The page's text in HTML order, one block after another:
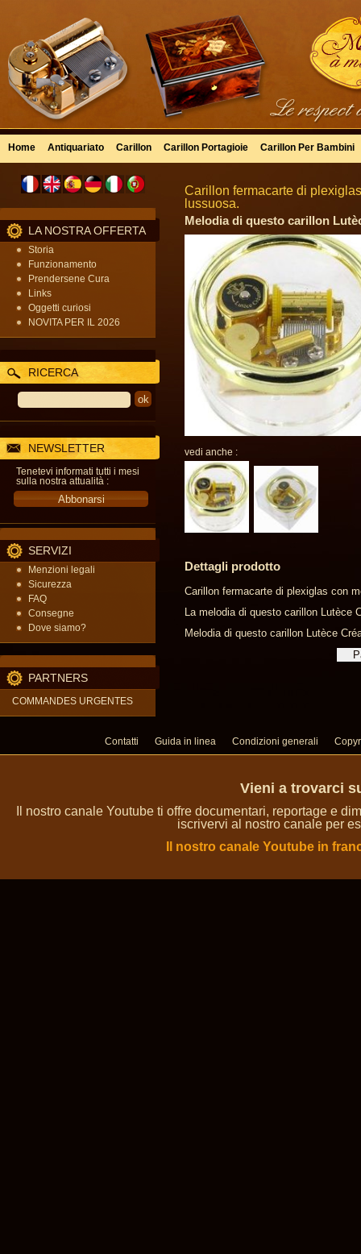
Home Antiquariato Carillon Carillon Portagioie Carillon Per Bambini
LA NOSTRA OFFERTA
Storia
Funzionamento
Prendersene Cura
Links
Oggetti curiosi
NOVITA PER IL 2026
RICERCA
NEWSLETTER
Tenetevi informati tutti i mesi
sulla nostra attualità :
SERVIZI
Menzioni legali
Sicurezza
FAQ
Consegne
Dove siamo?
PARTNERS
COMMANDES URGENTES
Carillon fermacarte di
lussuosa.
Melodia di questo carillon
vedi anche :
Dettagli prodotto
Carillon fermacarte di plexiglas con
La melodia di questo carillon
Melodia di questo carillon Lutèce
Contatti Guida in linea Condizioni generali
Vieni a trovarci
Il nostro canale Youtube ti offre documentari, reportage e
iscrivervi al nostro canale per
Il nostro canale Youtube in